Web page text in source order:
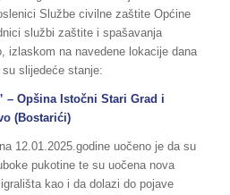
Službe civilne zaštite Općine
službi zaštite i spašavanja
izlaskom na navedene lokacije dana
slijedeće stanje:
– Opšina Istočni Stari Grad i
(Bostarići)
12.01.2025.godine uočeno je da su
pukotine te su uočena nova
kao i da dolazi do pojave